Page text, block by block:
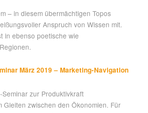
– in diesem übermächtigen Topos
Anspruch von Wissen mit.
in ebenso poetische wie
März 2019 – Marketing-Navigation
zur Produktivkraft
Gleiten zwischen den Ökonomien. Für